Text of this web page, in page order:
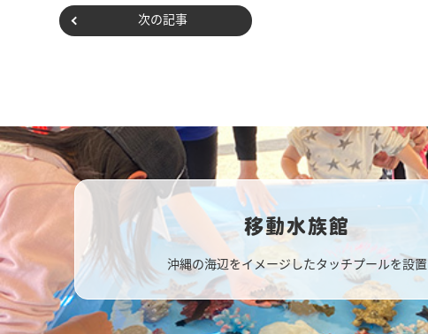
次の記事
移動水族館
沖縄の海辺をイメージしたタッチプールを設置